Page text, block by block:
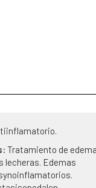
Tratamiento de
lecheras. Edemas